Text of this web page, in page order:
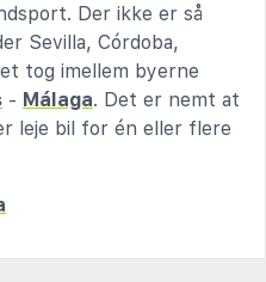
Der ikke er så
Sevilla, Córdoba,
tog imellem byerne
- Málaga. Det er nemt at
leje bil for én eller flere